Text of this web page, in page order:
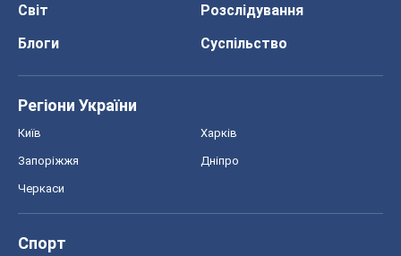
Світ
Розслідування
Блоги
Суспільство
Регіони України
Київ Харків
Запоріжжя Дніпро
Черкаси
Спорт